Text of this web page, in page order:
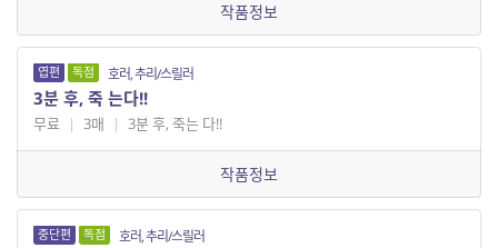
작품정보
엽편 독점 호러, 추리/스릴러
3분 후, 죽 는다!!
무료 | 3매 | 3분 후, 죽는 다!!
작품정보
중단편 독점 호러, 추리/스릴러